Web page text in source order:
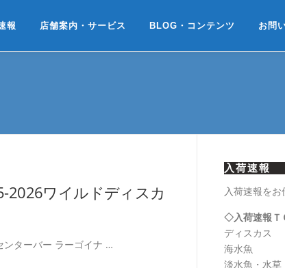
報 店舗案内・サービス BLOG・コンテンツ お問
2026ワイルドディスカ
ターバー ラーゴイナ …
入荷速報
入荷速報をお
◇入荷速報Ｔ
ディスカス
海水魚
淡水魚・水草